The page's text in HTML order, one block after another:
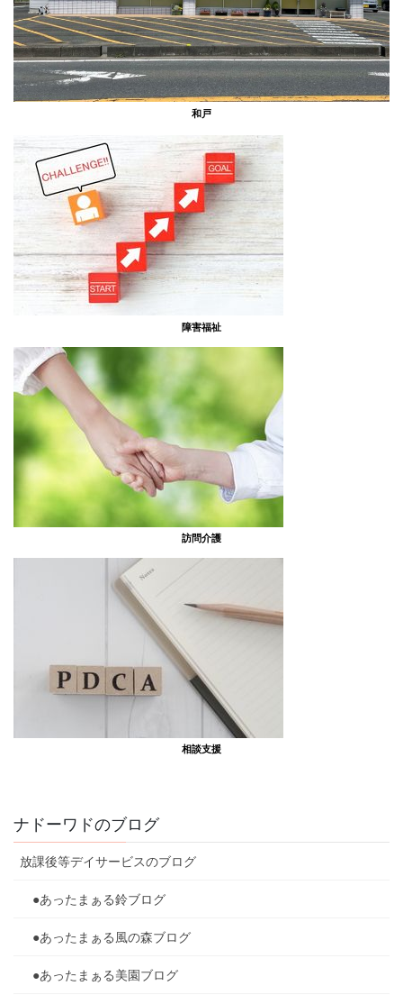
和戸
障害福祉
訪問介護
相談支援
ナドーワドのブログ
放課後等デイサービスのブログ
●あったまぁる鈴ブログ
●あったまぁる風の森ブログ
●あったまぁる美園ブログ